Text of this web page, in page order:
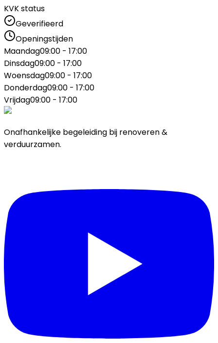
KVK status
Geverifieerd
Openingstijden
Maandag09:00 - 17:00
Dinsdag09:00 - 17:00
Woensdag09:00 - 17:00
Donderdag09:00 - 17:00
Vrijdag09:00 - 17:00
Onafhankelijke begeleiding bij renoveren &
verduurzamen.